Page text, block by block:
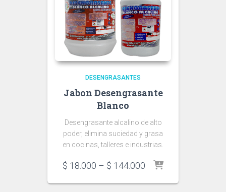
DESENGRASANTES
Jabon Desengrasante
Blanco
Desengrasante alcalino de alto
poder, elimina suciedad y grasa
en cocinas, talleres e industrias.
$ 18.000 – $ 144.000 Price
$ 18.000